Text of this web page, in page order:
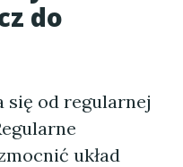
do
się od regularnej
układ